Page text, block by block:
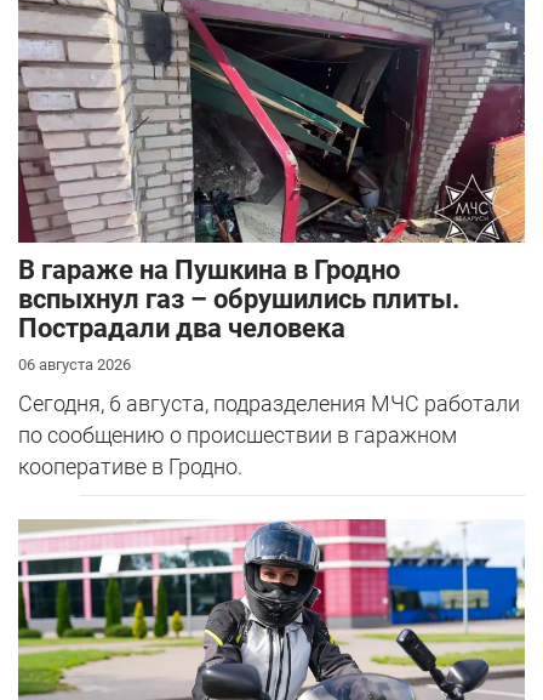
В гараже на Пушкина в Гродно
вспыхнул газ – обрушились плиты.
Пострадали два человека
06 августа 2026
Сегодня, 6 августа, подразделения МЧС работали
по сообщению о происшествии в гаражном
кооперативе в Гродно.